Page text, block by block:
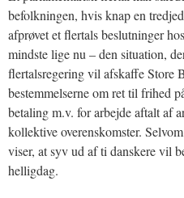
befolkningen, hvis knap en
afprøvet et flertals beslutninger
mindste lige nu – den situation,
flertalsregering vil afskaffe Store
bestemmelserne om ret til frihed
betaling m.v. for arbejde aftalt af
kollektive overenskomster.
viser, at syv ud af ti danskere vil
helligdag.